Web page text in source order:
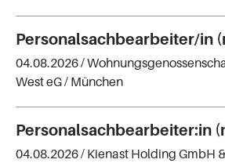
Personalsachbearbeiter/in
04.08.2026 /
West eG/ München
Personalsachbearbeiter:in
04.08.2026 / Kienast Holding GmbH